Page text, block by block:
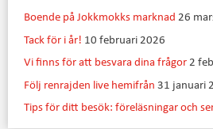
Boende på Jokkmokks marknad 26
Tack för i år! 10 februari 2026
Vi finns för att besvara dina frågor 2
Följ renrajden live hemifrån 31 januari
Tips för ditt besök: föreläsningar och